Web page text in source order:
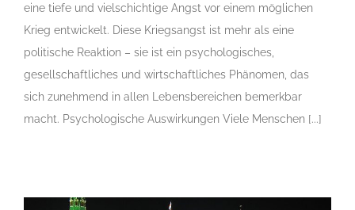
eine tiefe und vielschichtige Angst vor einem möglichen
Krieg entwickelt. Diese Kriegsangst ist mehr als eine
politische Reaktion – sie ist ein psychologisches,
gesellschaftliches und wirtschaftliches Phänomen, das
sich zunehmend in allen Lebensbereichen bemerkbar
macht. Psychologische Auswirkungen Viele Menschen [...]